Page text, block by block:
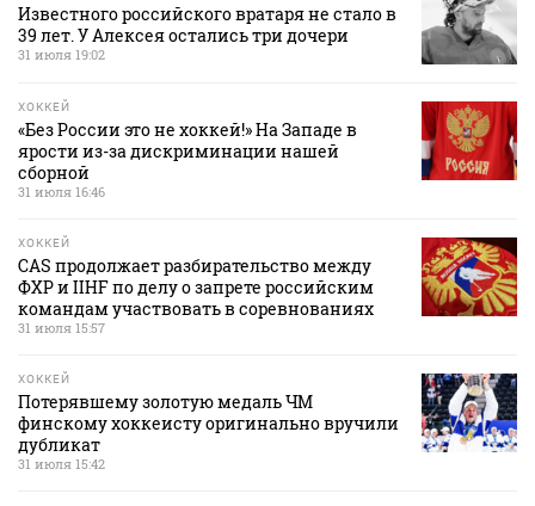
Известного российского вратаря не стало в
39 лет. У Алексея остались три дочери
31 июля 19:02
ХОККЕЙ
«Без России это не хоккей!» На Западе в
ярости из-за дискриминации нашей
сборной
31 июля 16:46
ХОККЕЙ
CAS продолжает разбирательство между
ФХР и IIHF по делу о запрете российским
командам участвовать в соревнованиях
31 июля 15:57
ХОККЕЙ
Потерявшему золотую медаль ЧМ
финскому хоккеисту оригинально вручили
дубликат
31 июля 15:42